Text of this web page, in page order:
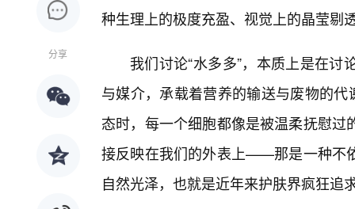
分享
种生理上的极度充盈、视觉上的晶莹剔
我们讨论“水多多”，本质上是在
与媒介，承载着营养的输送与废物的
态时，每一个细胞都像是被温柔抚慰
接反映在我们的外表上——那是一种不
自然光泽，也就是近年来护肤界疯狂追